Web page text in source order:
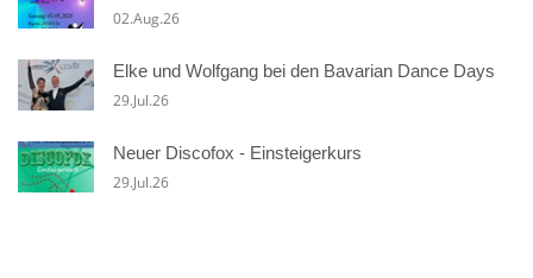
02.Aug.26
Elke und Wolfgang bei den Bavarian Dance Days
29.Jul.26
Neuer Discofox - Einsteigerkurs
29.Jul.26